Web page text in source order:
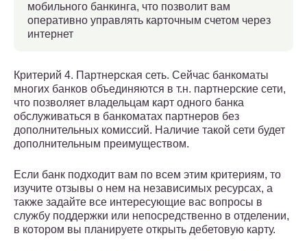
мобильного банкинга, что позволит вам
оперативно управлять карточным счетом через
интернет
Критерий 4. Партнерская сеть. Сейчас банкоматы
многих банков объединяются в т.н. партнерские сети,
что позволяет владельцам карт одного банка
обслуживаться в банкоматах партнеров без
дополнительных комиссий. Наличие такой сети будет
дополнительным преимуществом.
Если банк подходит вам по всем этим критериям, то
изучите отзывы о нем на независимых ресурсах, а
также задайте все интересующие вас вопросы в
службу поддержки или непосредственно в отделении,
в котором вы планируете открыть дебетовую карту.